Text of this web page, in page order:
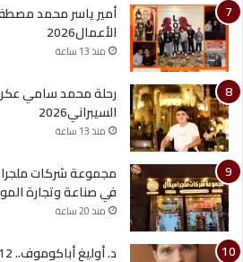
أمير ياسر محمد
الأعمال2026
منذ 13 ساعة
رحلة محمد سامي
السيبراني2026
منذ 13 ساعة
في صناعة وتجارة
منذ 20 ساعة